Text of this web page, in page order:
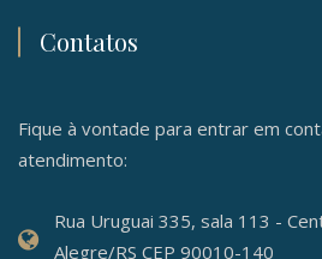
Contatos
Fique à vontade para entrar em
atendimento:
Rua Uruguai 335, sala 113 -
Alegre/RS CEP 90010-140